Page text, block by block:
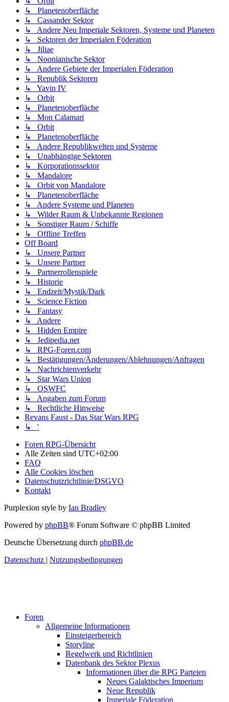
↳ Planetenoberfläche
↳ Cassander Sektor
↳ Andere Neu Imperiale Sektoren, Systeme und Planeten
↳ Sektoren der Imperialen Föderation
↳ Jiliae
↳ Noonianische Sektor
↳ Andere Gebiete der Imperialen Föderation
↳ Republik Sektoren
↳ Yavin IV
↳ Orbit
↳ Planetenoberfläche
↳ Mon Calamari
↳ Orbit
↳ Planetenoberfläche
↳ Andere Republikwelten und Systeme
↳ Unabhängige Sektoren
↳ Korporationssektor
↳ Mandalore
↳ Orbit von Mandalore
↳ Planetenoberfläche
↳ Andere Systeme und Planeten
↳ Wilder Raum & Unbekannte Regionen
↳ Sonstiger Raum / Schiffe
↳ Offline Treffen
Off Board
↳ Unsere Partner
↳ Unsere Partner
↳ Partnerrollenspiele
↳ Historie
↳ Endzeit/Mystik/Dark
↳ Science Fiction
↳ Fantasy
↳ Andere
↳ Hidden Empire
↳ Jedipedia.net
↳ RPG-Foren.com
↳ Bestätigungen/Änderungen/Ablehnungen/Anfragen
↳ Nachrichtenverkehr
↳ Star Wars Union
↳ OSWFC
↳ Angaben zum Forum
↳ Rechtliche Hinweise
Revans Faust - Das Star Wars RPG
↳ '
Foren RPG-Übersicht
Alle Zeiten sind UTC+02:00
FAQ
Alle Cookies löschen
Datenschutzrichtlinie/DSGVO
Kontakt
Purplexion style by Ian Bradley
Powered by phpBB® Forum Software © phpBB Limited
Deutsche Übersetzung durch phpBB.de
Datenschutz | Nutzungsbedingungen
Foren
Allgemeine Informationen
Einsteigerbereich
Storyline
Regelwerk und Richtlinien
Datenbank des Sektor Plexus
Informationen über die RPG Parteien
Neues Galaktisches Imperium
Neue Republik
Imperiale Föderation